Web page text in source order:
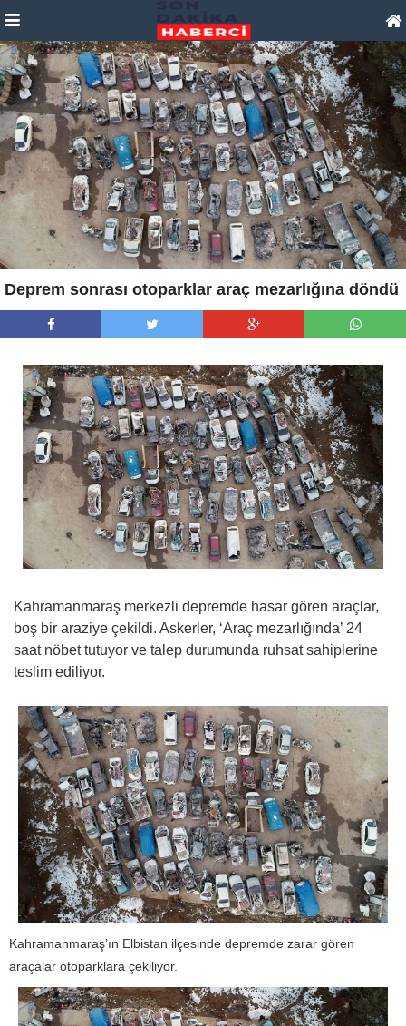
Deprem sonrası otoparklar araç mezarlığına döndü
Kahramanmaraş merkezli depremde hasar gören araçlar,
boş bir araziye çekildi. Askerler, ‘Araç mezarlığında’ 24
saat nöbet tutuyor ve talep durumunda ruhsat sahiplerine
teslim ediliyor.
Kahramanmaraş’ın Elbistan ilçesinde depremde zarar gören
araçalar otoparklara çekiliyor.